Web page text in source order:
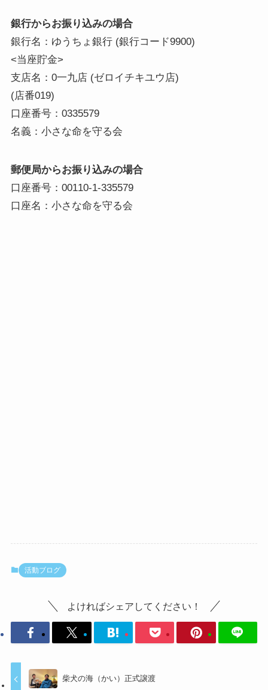
銀行からお振り込みの場合
銀行名：ゆうちょ銀行 (銀行コード9900)
<当座貯金>
支店名：0一九店 (ゼロイチキユウ店)
(店番019)
口座番号：0335579
名義：小さな命を守る会
郵便局からお振り込みの場合
口座番号：00110-1-335579
口座名：小さな命を守る会
活動ブログ
よければシェアしてください！
柴犬の海（かい）正式譲渡